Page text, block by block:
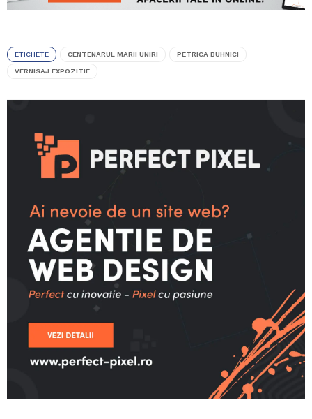
ETICHETE CENTENARUL MARII UNIRI PETRICA BUHNICI
VERNISAJ EXPOZITIE